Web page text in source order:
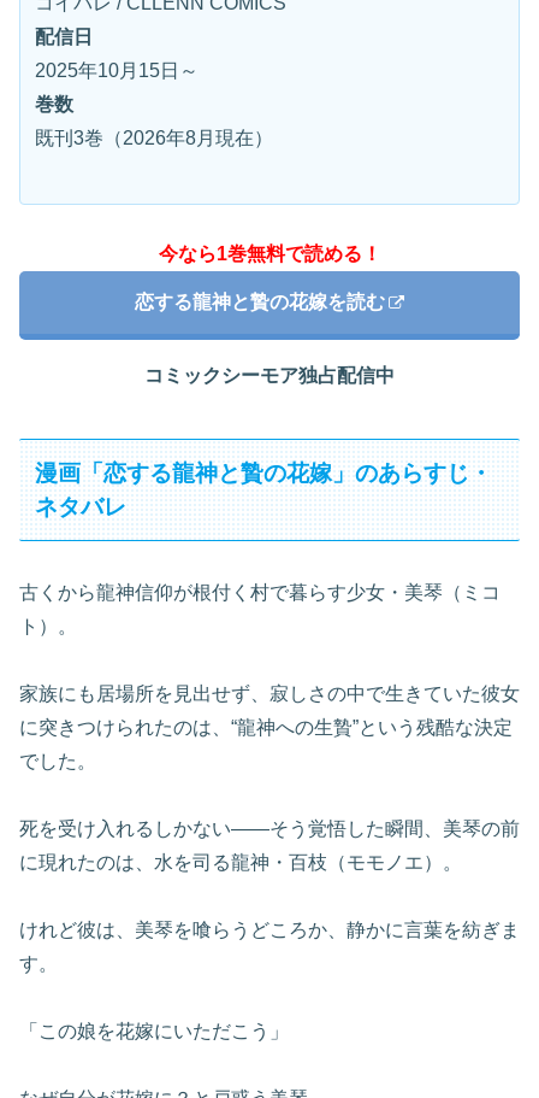
配信日
2025年10月15日～
巻数
既刊3巻（2026年8月現在）
今なら1巻無料で読める！
恋する龍神と贄の花嫁を読む
コミックシーモア独占配信中
漫画「恋する龍神と贄の花嫁」のあらすじ・
ネタバレ
古くから龍神信仰が根付く村で暮らす少女・美琴（ミコ
ト）。
家族にも居場所を見出せず、寂しさの中で生きていた彼女
に突きつけられたのは、“龍神への生贄”という残酷な決定
でした。
死を受け入れるしかない――そう覚悟した瞬間、美琴の前
に現れたのは、水を司る龍神・百枝（モモノエ）。
けれど彼は、美琴を喰らうどころか、静かに言葉を紡ぎま
す。
「この娘を花嫁にいただこう」